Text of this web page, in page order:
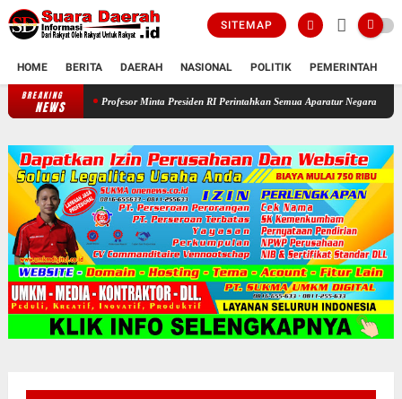
SITEMAP
HOME BERITA DAERAH NASIONAL POLITIK PEMERINTAH
BREAKING
NEWSProfesor Minta Presiden RI Perintahkan Semua Aparatur Negara Di Seluruh